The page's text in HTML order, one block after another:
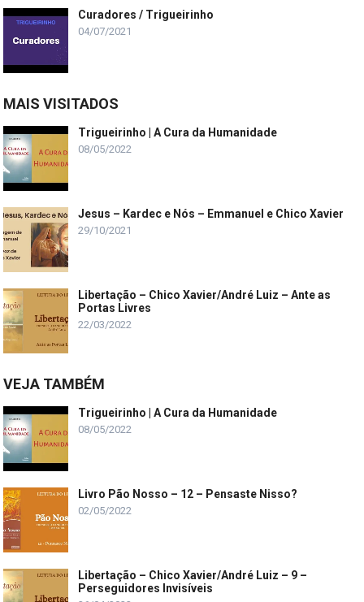
Curadores / Trigueirinho
04/07/2021
MAIS VISITADOS
Trigueirinho | A Cura da Humanidade
08/05/2022
Jesus – Kardec e Nós – Emmanuel e Chico Xavier
29/10/2021
Libertação – Chico Xavier/André Luiz – Ante as
Portas Livres
22/03/2022
VEJA TAMBÉM
Trigueirinho | A Cura da Humanidade
08/05/2022
Livro Pão Nosso – 12 – Pensaste Nisso?
02/05/2022
Libertação – Chico Xavier/André Luiz – 9 –
Perseguidores Invisíveis